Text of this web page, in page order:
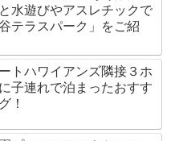
水遊びやアスレチックで
テラスパーク」をご紹
トハワイアンズ隣接３ホ
子連れで泊まったおすす
！